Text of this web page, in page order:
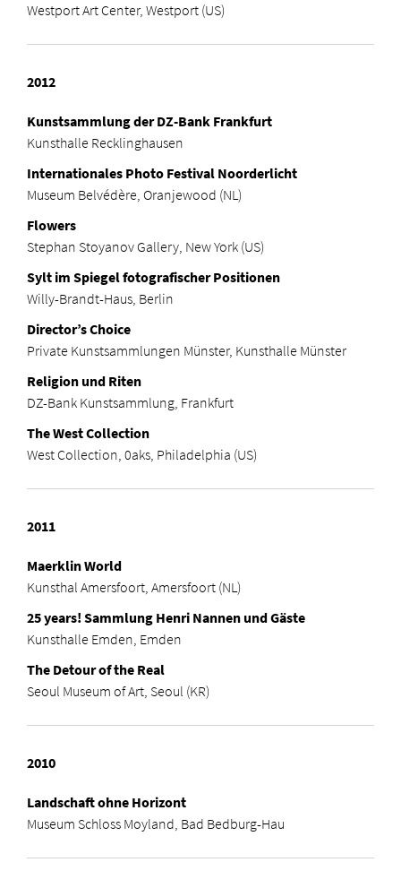
Westport Art Center, Westport (US)
2012
Kunstsammlung der DZ-Bank Frankfurt
Kunsthalle Recklinghausen
Internationales Photo Festival Noorderlicht
Museum Belvédère, Oranjewood (NL)
Flowers
Stephan Stoyanov Gallery, New York (US)
Sylt im Spiegel fotografischer Positionen
Willy-Brandt-Haus, Berlin
Director’s Choice
Private Kunstsammlungen Münster, Kunsthalle Münster
Religion und Riten
DZ-Bank Kunstsammlung, Frankfurt
The West Collection
West Collection, 0aks, Philadelphia (US)
2011
Maerklin World
Kunsthal Amersfoort, Amersfoort (NL)
25 years! Sammlung Henri Nannen und Gäste
Kunsthalle Emden, Emden
The Detour of the Real
Seoul Museum of Art, Seoul (KR)
2010
Landschaft ohne Horizont
Museum Schloss Moyland, Bad Bedburg-Hau